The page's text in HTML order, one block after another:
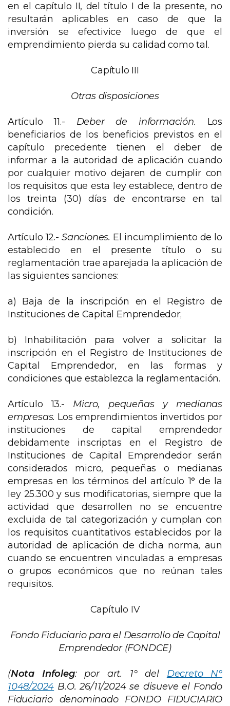
en el capítulo II, del título I de la presente, no
resultarán aplicables en caso de que la
inversión se efectivice luego de que el
emprendimiento pierda su calidad como tal.
Capítulo III
Otras disposiciones
Artículo 11.- Deber de información. Los
beneficiarios de los beneficios previstos en el
capítulo precedente tienen el deber de
informar a la autoridad de aplicación cuando
por cualquier motivo dejaren de cumplir con
los requisitos que esta ley establece, dentro de
los treinta (30) días de encontrarse en tal
condición.
Artículo 12.-Sanciones. El incumplimiento de lo
establecido en el presente título o su
reglamentación trae aparejada la aplicación de
las siguientes sanciones:
a) Baja de la inscripción en el Registro de
Instituciones de Capital Emprendedor;
b) Inhabilitación para volver a solicitar la
inscripción en el Registro de Instituciones de
Capital Emprendedor, en las formas y
condiciones que establezca la reglamentación.
Artículo 13.- Micro, pequeñas y medianas
empresas. Los emprendimientos invertidos por
instituciones de capital emprendedor
debidamente inscriptas en el Registro de
Instituciones de Capital Emprendedor serán
considerados micro, pequeñas o medianas
empresas en los términos del artículo 1° de la
ley 25.300 y sus modificatorias, siempre que la
actividad que desarrollen no se encuentre
excluida de tal categorización y cumplan con
los requisitos cuantitativos establecidos por la
autoridad de aplicación de dicha norma, aun
cuando se encuentren vinculadas a empresas
o grupos económicos que no reúnan tales
requisitos.
Capítulo IV
Fondo Fiduciario para el Desarrollo de Capital
Emprendedor (FONDCE)
(Nota Infoleg: por art. 1° del
Decreto N°
1048/2024 B.O. 26/11/2024 se disueve el Fondo
Fiduciario denominado FONDO FIDUCIARIO